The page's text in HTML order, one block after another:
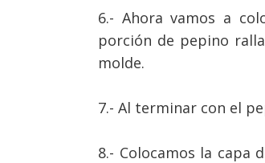
6.- Ahora vamos a
porción de pepino
molde.
7.- Al terminar con el
8.- Colocamos la capa